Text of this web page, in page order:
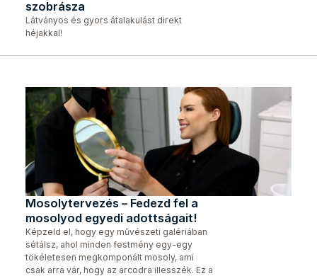
szobrásza
Látványos és gyors átalakulást direkt
héjakkal!
Mosolytervezés – Fedezd fel a
mosolyod egyedi adottságait!
Képzeld el, hogy egy művészeti galériában
sétálsz, ahol minden festmény egy-egy
tökéletesen megkomponált mosoly, ami
csak arra vár, hogy az arcodra illesszék. Ez a